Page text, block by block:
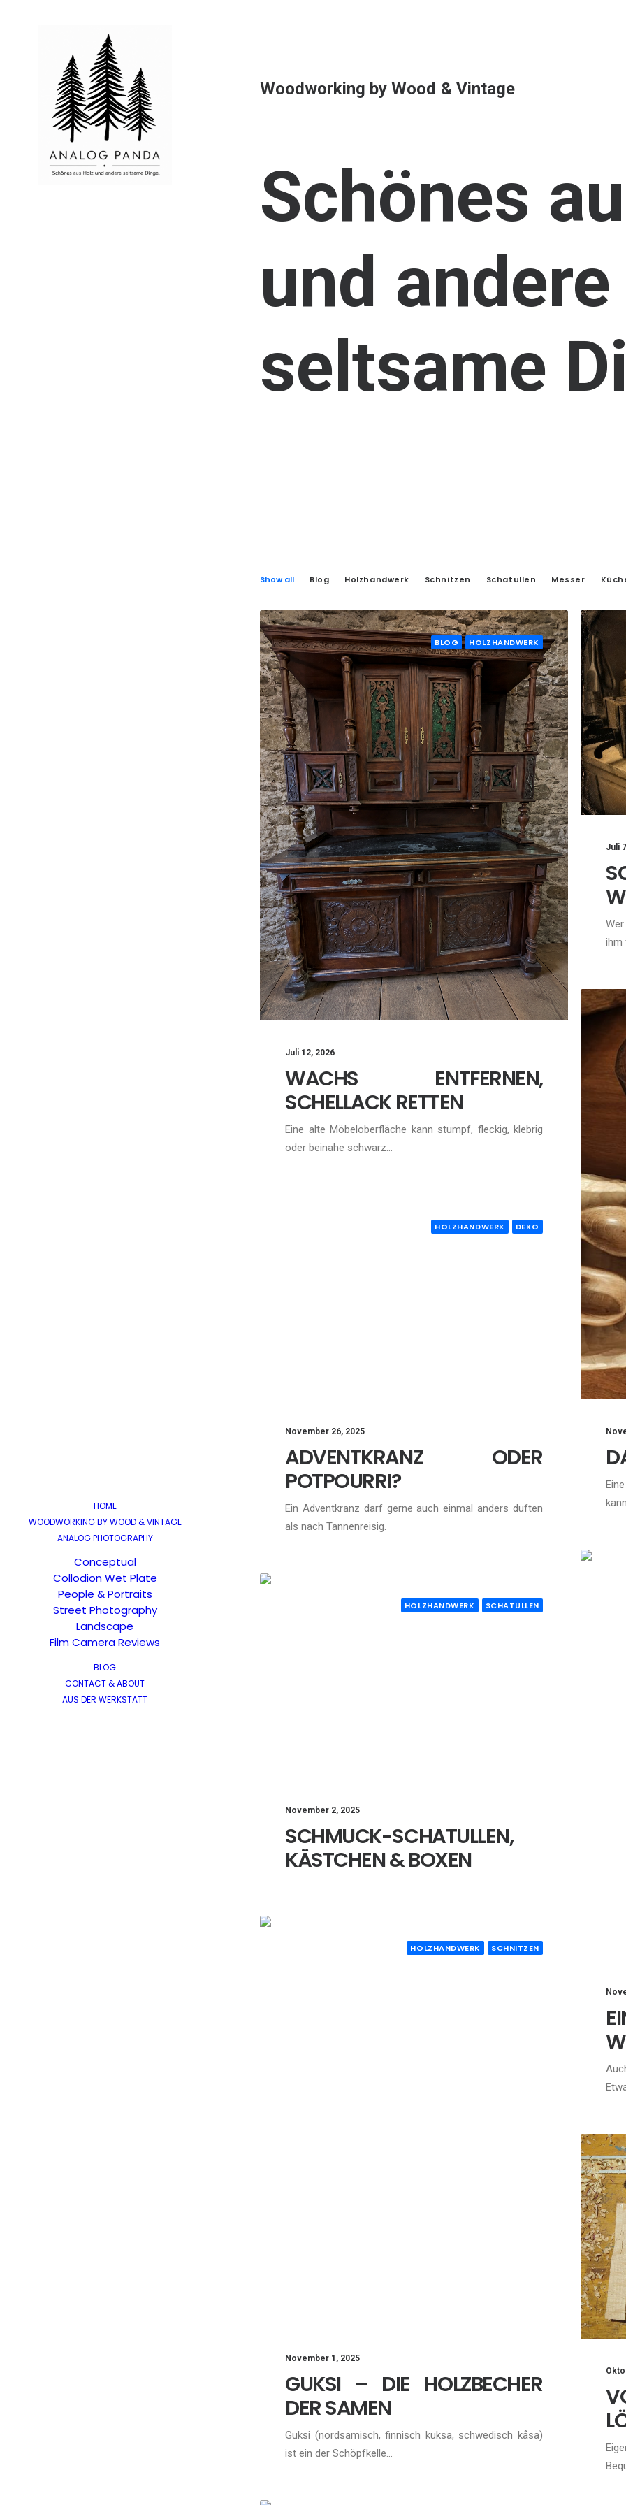
HOME
WOODWORKING BY WOOD & VINTAGE
ANALOG PHOTOGRAPHY
Conceptual
Collodion Wet Plate
People & Portraits
Street Photography
Landscape
Film Camera Reviews
BLOG
CONTACT & ABOUT
AUS DER WERKSTATT
Woodworking by Wood & Vintage
Schönes
und andere
seltsame
Show all Blog Holzhandwerk Schnitzen Schatullen Messer
BLOG HOLZHANDWERK
Juli 12, 2026
WACHS ENTFERNEN,
SCHELLACK RETTEN
Eine alte Möbeloberfläche kann stumpf, fleckig, klebrig
oder beinahe schwarz…
Juli
ihm
HOLZHANDWERK DEKO
November 26, 2025
ADVENTKRANZ ODER
POTPOURRI?
Ein Adventkranz darf gerne auch einmal anders duften
als nach Tannenreisig.
HOLZHANDWERK SCHATULLEN
November 2, 2025
SCHMUCK-SCHATULLEN,
KÄSTCHEN & BOXEN
HOLZHANDWERK SCHNITZEN
November 1, 2025
GUKSI – DIE HOLZBECHER
DER SAMEN
Guksi (nordsamisch, finnisch kuksa, schwedisch kåsa)
ist ein der Schöpfkelle…